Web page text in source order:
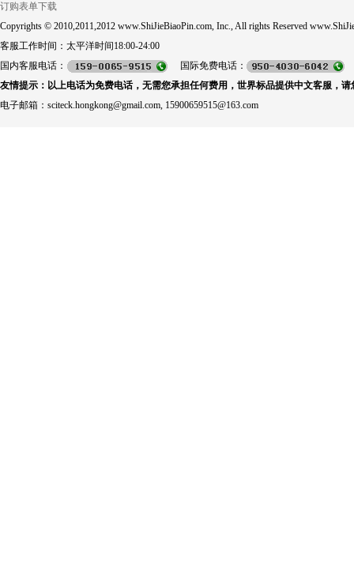
订购表单下载
Copyrights © 2010,2011,2012 www.ShiJieBiaoPin.com, Inc., All rights Reserved
客服工作时间：太平洋时间18:00-24:00
国内客服电话：
国际免费电话：
友情提示：以上电话为免费电话，无需您承担任何费用，世界标品提供中文客服，请
电子邮箱：sciteck.hongkong@gmail.com, 15900659515@163.com